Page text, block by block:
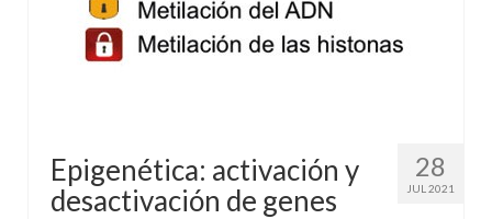
28
JUL 2021
Epigenética: activación y
desactivación de genes